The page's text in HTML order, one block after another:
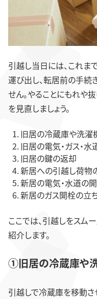
引越し当日には、これま
運び出し、転居前の手続
せん。やることにもれや
を見直しましょう。
旧居の冷蔵庫や洗濯
旧居の電気・ガス・
旧居の鍵の返却
新居への引越し荷物
新居の電気・水道の
新居のガス開栓の立
ここでは、引越しをスム
紹介します。
①旧居の冷蔵庫や
引越しで冷蔵庫を移動